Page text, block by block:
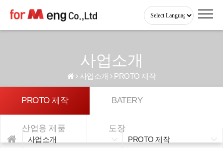
Powered by
사업소개
사업소개 PROTO 제작
PROTO 제작 BATERY
산업용 제품 도장
사업소개 PROTO 제작